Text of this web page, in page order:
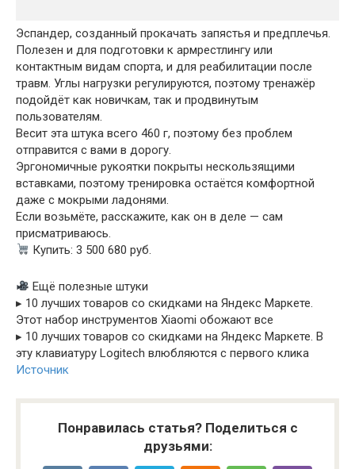
Эспандер, созданный прокачать запястья и предплечья.
Полезен и для подготовки к армрестлингу или
контактным видам спорта, и для реабилитации после
травм. Углы нагрузки регулируются, поэтому тренажёр
подойдёт как новичкам, так и продвинутым
пользователям.
Весит эта штука всего 460 г, поэтому без проблем
отправится с вами в дорогу.
Эргономичные рукоятки покрыты нескользящими
вставками, поэтому тренировка остаётся комфортной
даже с мокрыми ладонями.
Если возьмёте, расскажите, как он в деле — сам
присматриваюсь.
Купить: 3 500 680 руб.
Ещё полезные штуки
▸ 10 лучших товаров со скидками на Яндекс Маркете.
Этот набор инструментов Xiaomi обожают все
▸ 10 лучших товаров со скидками на Яндекс Маркете. В
эту клавиатуру Logitech влюбляются с первого клика
Источник
Понравилась статья? Поделиться с
друзьями: